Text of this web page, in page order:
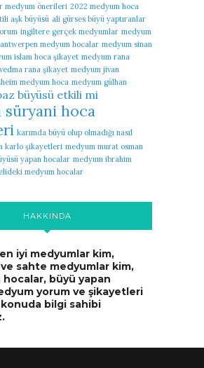
medyum önerileri 2022 medyum hoca
aşk büyüsü ali gürses büyü yaptıranlar
ingiltere gerçek medyumlar medyum
antwerpen medyum hocalar medyum sinan
islam hoca şikayet medyum rana
rana şikayet medyum jivan
medyum hoca medyum gülhan
büyüsü etkili mi
süryani hoca
karımda büyü olup olmadığı nasıl
karlo şikayetleri medyum murat osman
yapan hocalar medyum ibrahim
medyum hocalar
HAKKINDA
iyi medyumlar kim,
ve sahte medyumlar kim,
büyü yapan
yorum ve şikayetleri
bilgi sahibi